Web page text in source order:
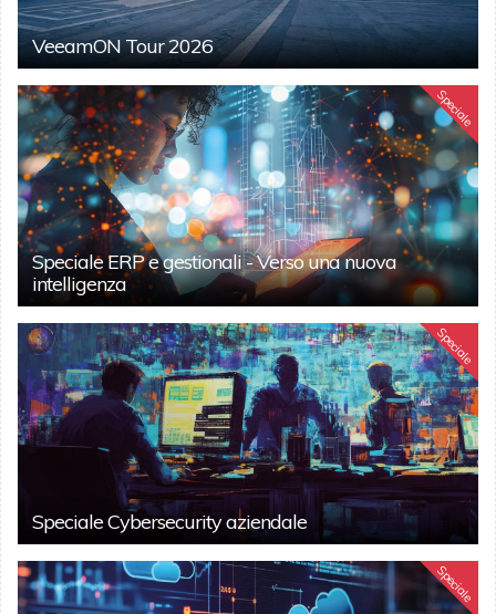
VeeamON Tour 2026
Speciale
Speciale ERP e gestionali - Verso una nuova
intelligenza
Speciale
Speciale Cybersecurity aziendale
Speciale